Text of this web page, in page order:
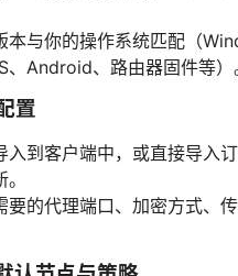
本与你的操作系统匹配（
、Android、路由器固件等）
置
入到客户端中，或直接导入
要的代理端口、加密方式、